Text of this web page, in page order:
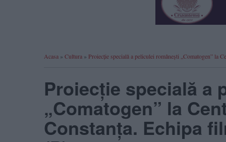
Acasa » Cultura » Proiecție specială a peliculei românești „Comatogen” la
Proiecție specială a
„Comatogen” la
Constanța. Echipa